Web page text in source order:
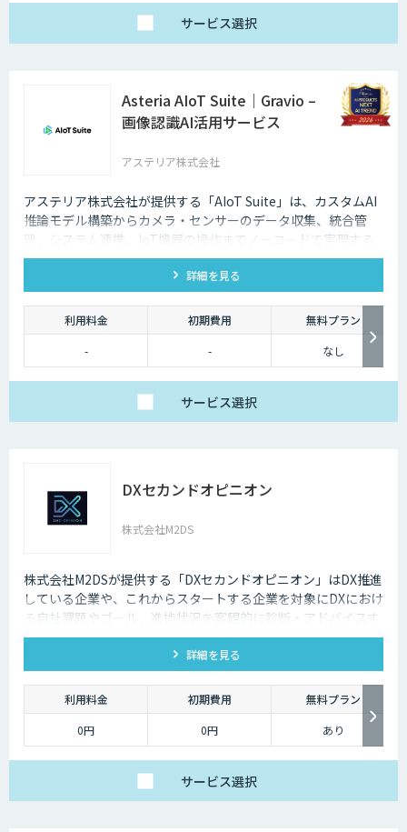
サービス選択
Asteria AIoT Suite｜Gravio –
画像認識AI活用サービス
アステリア株式会社
アステリア株式会社が提供する「AIoT Suite」は、カスタムAI
推論モデル構築からカメラ・センサーのデータ収集、統合管
理、システム連携、IoT機器の操作までノーコードで実現する
プラットフォームです。
詳細を見る
利用料金 初期費用
無料プラン
-
- なし
サービス選択
DXセカンドオピニオン
株式会社M2DS
株式会社M2DSが提供する「DXセカンドオピニオン」はDX推進
している企業や、これからスタートする企業を対象にDXにおけ
る自社課題やゴール、進捗状況を客観的に診断・アドバイスす
るサービスです
詳細を見る
利用料金 初期費用
無料プラン
0円
0円 あり
サービス選択